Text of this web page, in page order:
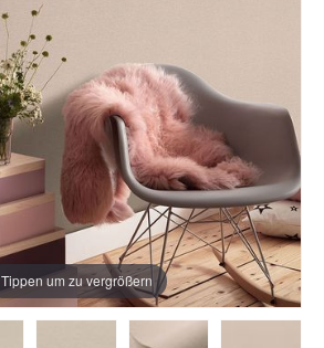
Tippen um zu vergrößern